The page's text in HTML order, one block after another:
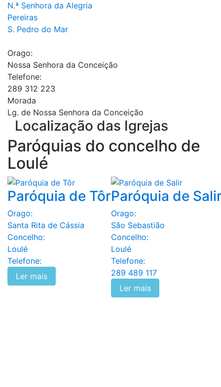
N.ª Senhora da Alegria
Pereiras
S. Pedro do Mar
Orago:
Nossa Senhora da Conceição
Telefone:
289 312 223
Morada
Lg. de Nossa Senhora da Conceição
Localização das Igrejas
Paróquias do concelho de
Loulé
Paróquia de Tôr
Orago:
Santa Rita de Cássia
Concelho:
Loulé
Telefone:
Ler mais
Paróquia de
Orago:
São Sebastião
Concelho:
Loulé
Telefone:
289 489 117
Ler mais